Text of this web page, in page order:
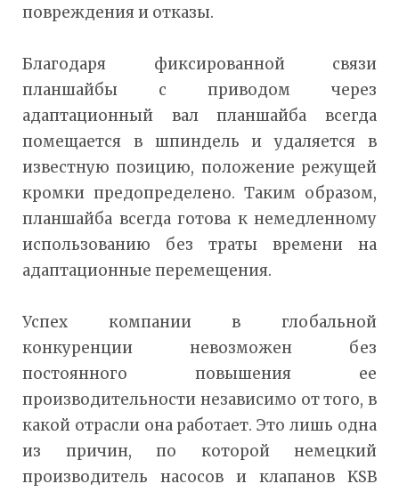
повреждения и отказы.
Благодаря фиксированной связи
планшайбы с приводом через
адаптационный вал планшайба всегда
помещается в шпиндель и удаляется в
известную позицию, положение режущей
кромки предопределено. Таким образом,
планшайба всегда готова к немедленному
использованию без траты времени на
адаптационные перемещения.
Успех компании в глобальной
конкуренции невозможен без
постоянного повышения ее
производительности независимо от того, в
какой отрасли она работает. Это лишь одна
из причин, по которой немецкий
производитель насосов и клапанов KSB